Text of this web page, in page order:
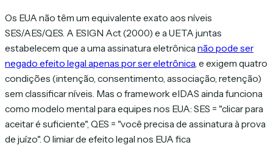
Os EUA não têm um equivalente exato aos níveis
SES/AES/QES. A ESIGN Act (2000) e a UETA juntas
estabelecem que a uma assinatura eletrônicanão pode ser
negado efeito legal apenas por ser eletrônica, e exigem quatro
condições (intenção, consentimento, associação, retenção)
sem classificar níveis. Mas o framework eIDAS ainda funciona
como modelo mental para equipes nos EUA: SES = "clicar para
aceitar é suficiente", QES = "você precisa de assinatura à prova
de juízo". O limiar de efeito legal nos EUA fica